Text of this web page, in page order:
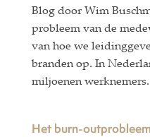
Blog door Wim
probleem van de
van hoe we
branden op. In
miljoenen
Het burn-